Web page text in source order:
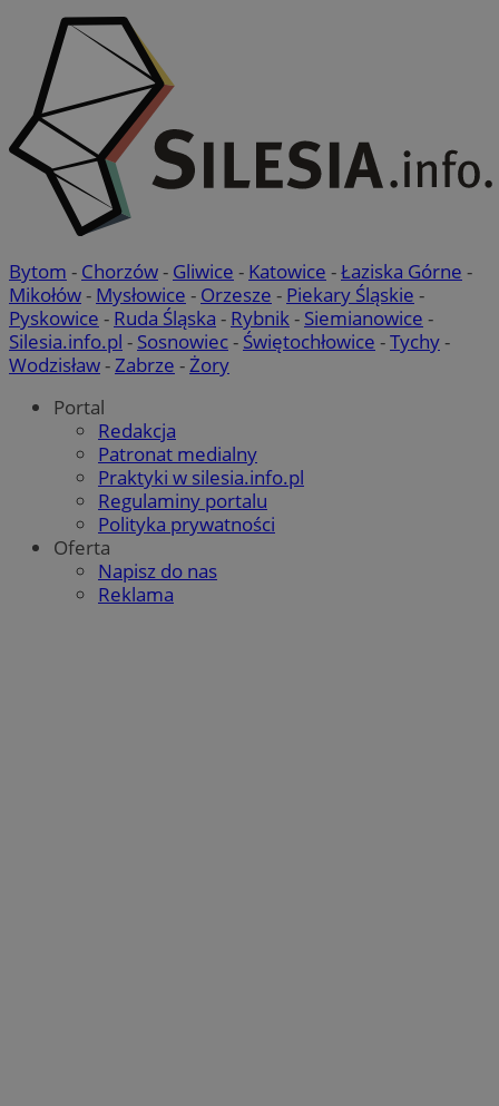
Bytom - Chorzów- Gliwice - Katowice -Łaziska Górne -
Mikołów- Mysłowice - Orzesze - Piekary Śląskie -
Pyskowice - Ruda Śląska - Rybnik- Siemianowice -
Silesia.info.pl - Sosnowiec- Świętochłowice -Tychy-
Wodzisław-Zabrze -Żory
Portal
Redakcja
Patronat medialny
Praktyki w silesia.info.pl
Regulaminy portalu
Polityka prywatności
Oferta
Napisz do nas
Reklama